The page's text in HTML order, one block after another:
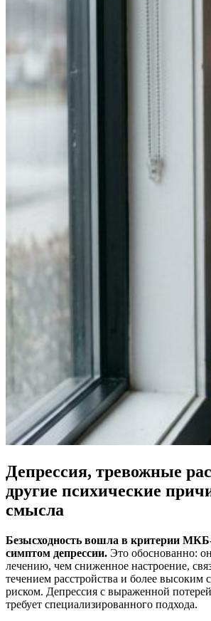
Депрессия, тревожные
другие психические
смысла
Безысходность вошла в критерии
симптом депрессии. Это обоснованно:
лечению, чем сниженное настроение,
течением расстройства и более высоким
риском. Депрессия с выраженной
требует специализированного подхода.